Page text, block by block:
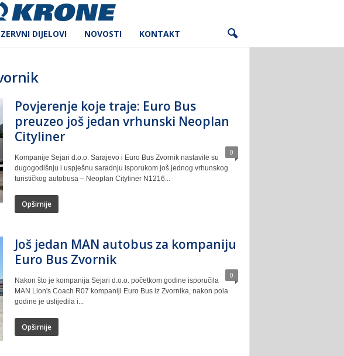
DIJELOVI NOVOSTI KONTAKT
Povjerenje koje traje: Euro Bus
preuzeo još jedan vrhunski Neoplan
Cityliner
0
Kompanije Sejari d.o.o. Sarajevo i Euro Bus Zvornik nastavile su
dugogodišnju i uspješnu saradnju isporukom još jednog vrhunskog
turističkog autobusa – Neoplan Cityliner N1216...
Opširnije
Još jedan MAN autobus za kompaniju
Euro Bus Zvornik
0
Nakon što je kompanija Sejari d.o.o. početkom godine isporučila
MAN Lion's Coach R07 kompaniji Euro Bus iz Zvornika, nakon pola
godine je uslijedila i...
Opširnije